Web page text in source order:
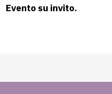
Evento su invito.